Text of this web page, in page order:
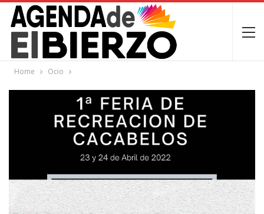
Home Ocio